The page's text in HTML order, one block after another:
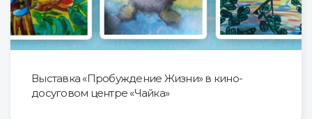
Выставка «Пробуждение Жизни» в кино-
досуговом центре «Чайка»